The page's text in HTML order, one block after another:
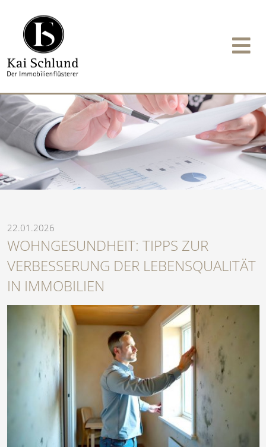
22.01.2026
WOHNGESUNDHEIT: TIPPS ZUR
VERBESSERUNG DER LEBENSQUALITÄT
IN IMMOBILIEN